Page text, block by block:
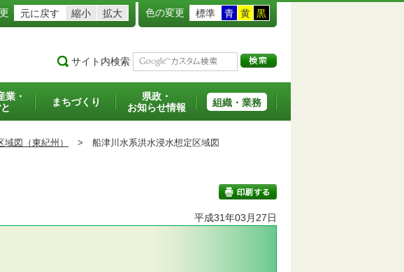
元に戻す 縮小 拡大 色の変更 標準 青 黄 黒
サイト内検索
業・
まちづくり
県政・
お知らせ情報
組織・業務
域図（東紀州） > 船津川水系洪水浸水想定区域図
平成31年03月27日